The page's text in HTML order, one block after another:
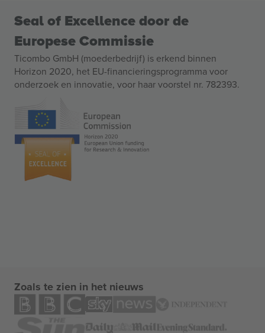
Seal of Excellence door de
Europese Commissie
Ticombo GmbH (moederbedrijf) is erkend binnen
Horizon 2020, het EU-financieringsprogramma voor
onderzoek en innovatie, voor haar voorstel nr. 782393.
Zoals te zien in het nieuws